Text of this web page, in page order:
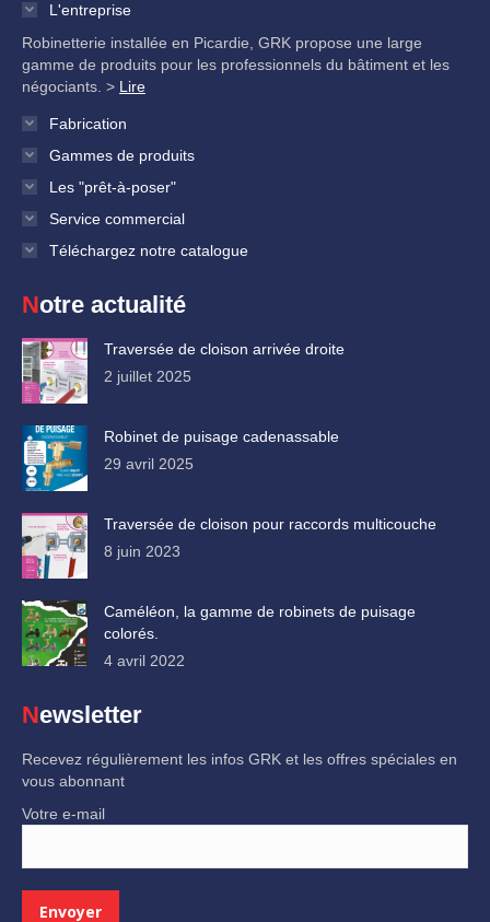
L'entreprise
Robinetterie installée en Picardie, GRK propose une large
gamme de produits pour les professionnels du bâtiment et les
négociants. > Lire
Fabrication
Gammes de produits
Les "prêt-à-poser"
Service commercial
Téléchargez notre catalogue
Notre actualité
Traversée de cloison arrivée droite
2 juillet 2025
Robinet de puisage cadenassable
29 avril 2025
Traversée de cloison pour raccords multicouche
8 juin 2023
Caméléon, la gamme de robinets de puisage
colorés.
4 avril 2022
Newsletter
Recevez régulièrement les infos GRK et les offres spéciales en
vous abonnant
Votre e-mail